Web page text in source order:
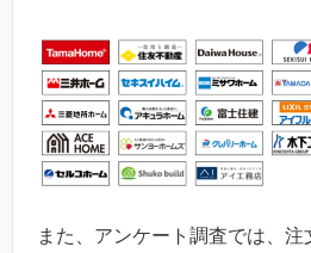
また、アンケート調査では、